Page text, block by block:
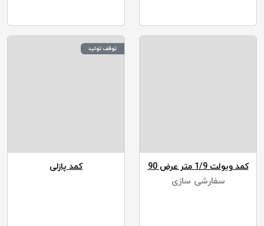
کمد ویولت 1/9 متر عرض 90
سفارشی سازی
توقف تولید
کمد پازلی